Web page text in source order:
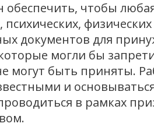
обеспечить, чтобы
документов для
могли бы
могут быть приняты.
и
в рамках